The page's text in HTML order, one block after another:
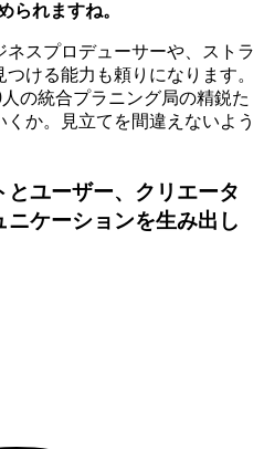
られますね。
ネスプロデューサーや、ストラ
ける能力も頼りになります。
の統合プラニング局の精鋭た
か。見立てを間違えないよう
ユーザー、クリエータ
ケーションを生み出し